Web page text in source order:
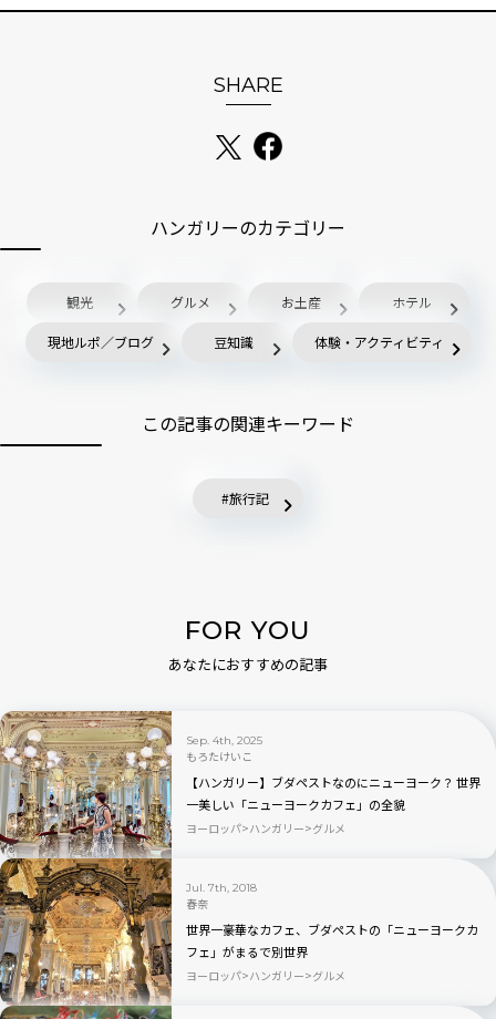
SHARE
ハンガリーのカテゴリー
観光 グルメ お土産 ホテル
現地ルポ／ブログ 豆知識 体験・アクティビティ
この記事の関連キーワード
旅行記
FOR YOU
あなたにおすすめの記事
Sep. 4th, 2025
もろたけいこ
【ハンガリー】ブダペストなのにニューヨーク？ 世界
一美しい「ニューヨークカフェ」の全貌
ヨーロッパ ハンガリー グルメ
Jul. 7th, 2018
春奈
世界一豪華なカフェ、ブダペストの「ニューヨークカ
フェ」がまるで別世界
ヨーロッパ ハンガリー グルメ